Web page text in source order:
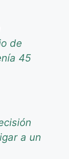
de
45
a un